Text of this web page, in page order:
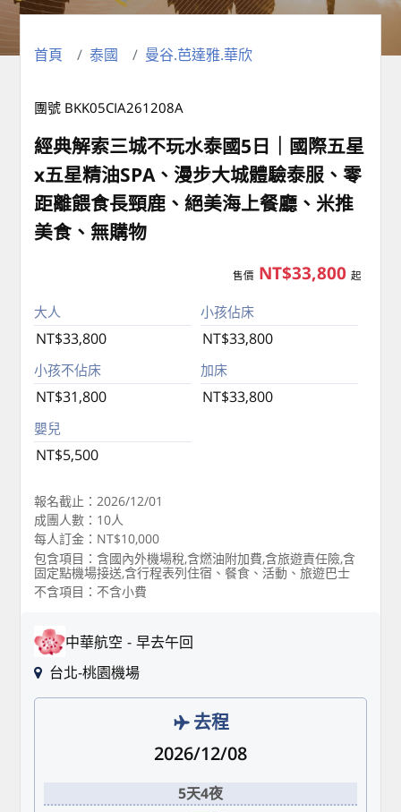
首頁 泰國 曼谷.芭達雅.華欣
團號 BKK05CIA261208A
經典解索三城不玩水泰國5日｜國際五星
x五星精油SPA、漫步大城體驗泰服、零
距離餵食長頸鹿、絕美海上餐廳、米推
美食、無購物
售價 NT$33,800 起
大人
NT$33,800
小孩佔床
NT$33,800
小孩不佔床
NT$31,800
加床
NT$33,800
嬰兒
NT$5,500
報名截止：2026/12/01
成團人數：10人
每人訂金：NT$10,000
包含項目：含國內外機場稅,含燃油附加費,含旅遊責任險,含
固定點機場接送,含行程表列住宿、餐食、活動、旅遊巴士
不含項目：不含小費
中華航空
早去午回
台北-桃園機場
去程
2026/12/08
5天4夜